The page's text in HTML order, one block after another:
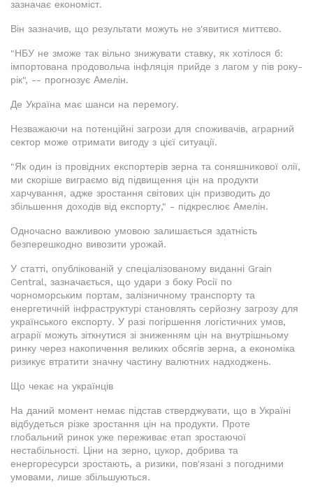
зазначає економіст.
Він зазначив, що результати можуть не з'явитися миттєво.
"НБУ не зможе так вільно знижувати ставку, як хотілося б:
імпортована продовольча інфляція прийде з лагом у пів року-
рік", -- прогнозує Амелін.
Де Україна має шанси на перемогу.
Незважаючи на потенційні загрози для споживачів, аграрний
сектор може отримати вигоду з цієї ситуації.
"Як один із провідних експортерів зерна та соняшникової олії,
ми скоріше виграємо від підвищення цін на продукти
харчування, адже зростання світових цін призводить до
збільшення доходів від експорту," - підкреслює Амелін.
Одночасно важливою умовою залишається здатність
безперешкодно вивозити урожай.
У статті, опублікованій у спеціалізованому виданні Grain
Central, зазначається, що удари з боку Росії по
чорноморським портам, залізничному транспорту та
енергетичній інфраструктурі становлять серйозну загрозу для
українського експорту. У разі погіршення логістичних умов,
аграрії можуть зіткнутися зі зниженням цін на внутрішньому
ринку через накопичення великих обсягів зерна, а економіка
ризикує втратити значну частину валютних надходжень.
Що чекає на українців
На даний момент немає підстав стверджувати, що в Україні
відбудеться різке зростання цін на продукти. Проте
глобальний ринок уже переживає етап зростаючої
нестабільності. Ціни на зерно, цукор, добрива та
енергоресурси зростають, а ризики, пов'язані з погодними
умовами, лише збільшуються.